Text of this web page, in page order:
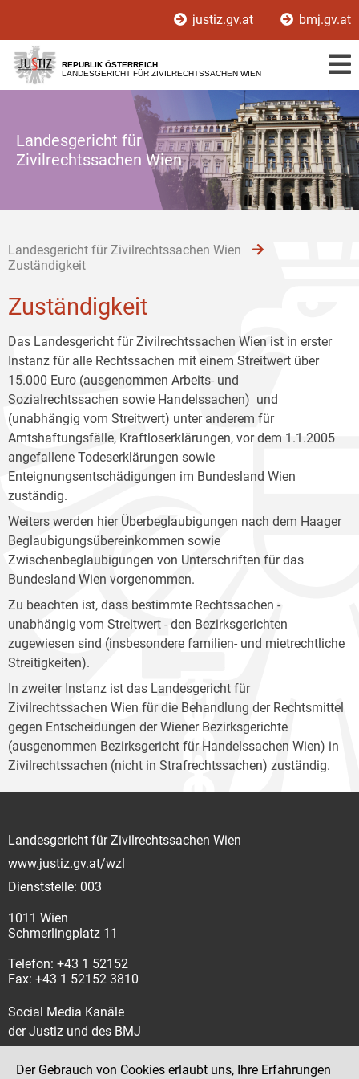
[1]
[2]
[3]
justiz.gv.at bmj.gv.at
REPUBLIK ÖSTERREICH
LANDESGERICHT FÜR ZIVILRECHTSSACHEN WIEN
Landesgericht für
Zivilrechtssachen Wien
Landesgericht für Zivilrechtssachen Wien
Zuständigkeit
Zuständigkeit
Das Landesgericht für Zivilrechtssachen Wien ist in erster
Instanz für alle Rechtssachen mit einem Streitwert über
15.000 Euro (ausgenommen Arbeits- und
Sozialrechtssachen sowie Handelssachen) und
(unabhängig vom Streitwert) unter anderem für
Amtshaftungsfälle, Kraftloserklärungen, vor dem 1.1.2005
angefallene Todeserklärungen sowie
Enteignungsentschädigungen im Bundesland Wien
zuständig.
Weiters werden hier Überbeglaubigungen nach dem Haager
Beglaubigungsübereinkommen sowie
Zwischenbeglaubigungen von Unterschriften für das
Bundesland Wien vorgenommen.
Zu beachten ist, dass bestimmte Rechtssachen -
unabhängig vom Streitwert - den Bezirksgerichten
zugewiesen sind (insbesondere familien- und mietrechtliche
Streitigkeiten).
In zweiter Instanz ist das Landesgericht für
Zivilrechtssachen Wien für die Behandlung der Rechtsmittel
gegen Entscheidungen der Wiener Bezirksgerichte
(ausgenommen Bezirksgericht für Handelssachen Wien) in
Zivilrechtssachen (nicht in Strafrechtssachen) zuständig.
Landesgericht für Zivilrechtssachen Wien
www.justiz.gv.at/wzl
Dienststelle: 003
1011 Wien
Schmerlingplatz 11
Telefon: +43 1 52152
Fax: +43 1 52152 3810
Social Media Kanäle
der Justiz und des BMJ
Der Gebrauch von Cookies erlaubt uns, Ihre Erfahrungen